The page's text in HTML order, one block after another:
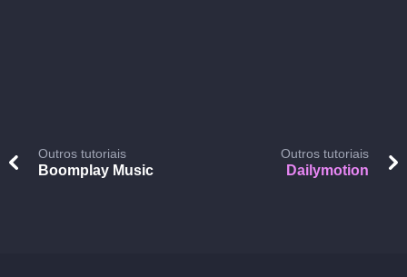
Outros tutoriais
Boomplay Music
Outros tutoriais
Dailymotion